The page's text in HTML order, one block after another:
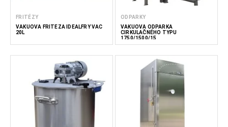
FRITÉZY
VÁKUOVÁ FRITÉZA IDEALFRY VAC
20L
ODPARKY
VÁKUOVÁ ODPARKA
CIRKULAČNÉHO TYPU
1750/1500/15